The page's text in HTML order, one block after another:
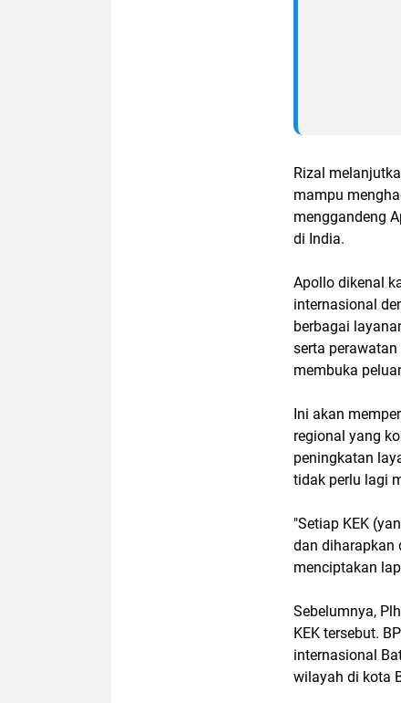
Rizal
mampu
menggandeng
di India.
Apollo dikenal
internasional
berbagai
serta
membuka
Ini akan
regional yang
peningkatan
tidak perlu lagi
"Setiap KEK
dan diharapkan
menciptakan
Sebelumnya,
KEK tersebut.
internasional
wilayah di kota